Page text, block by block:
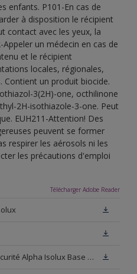
enfants. P101-En cas de
à disposition le récipient
contact avec les yeux, la
un médecin en cas de
et le récipient
locales, régionales,
Contient un produit biocide.
3(2H)-one, octhilinone
2H-isothiazole-3-one. Peut
EUH211-Attention! Des
peuvent se former
respirer les aérosols ni les
les précautions d'emploi
Télécharger Adobe Reader
Fiche de données de sécurité Alpha Isolux Base W05